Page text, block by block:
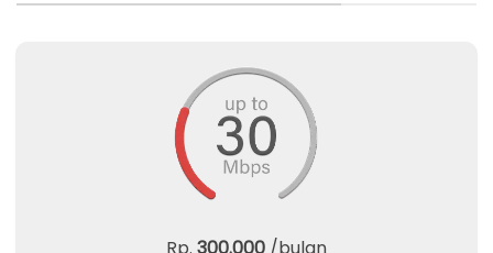
Rp. 300.000 /bulan